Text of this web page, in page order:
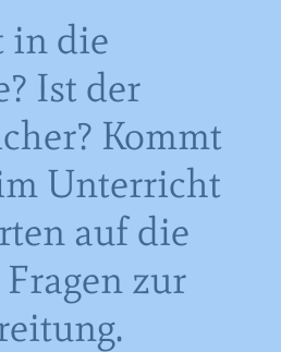
in die
Ist der
Kommt
Unterricht
auf die
zur